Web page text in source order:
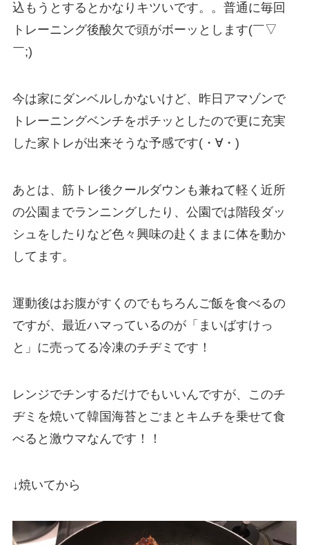
込もうとするとかなりキツいです。。普通に毎回
トレーニング後酸欠で頭がボーッとします(￣▽
￣;)
今は家にダンベルしかないけど、昨日アマゾンで
トレーニングベンチをポチッとしたので更に充実
した家トレが出来そうな予感です(・∀・)
あとは、筋トレ後クールダウンも兼ねて軽く近所
の公園までランニングしたり、公園では階段ダッ
シュをしたりなど色々興味の赴くままに体を動か
してます。
運動後はお腹がすくのでもちろんご飯を食べるの
ですが、最近ハマっているのが「まいばすけっ
と」に売ってる冷凍のチヂミです！
レンジでチンするだけでもいいんですが、このチ
ヂミを焼いて韓国海苔とごまとキムチを乗せて食
べると激ウマなんです！！
↓焼いてから